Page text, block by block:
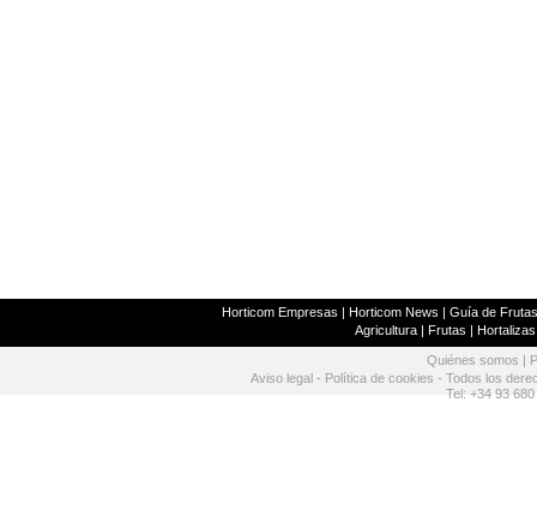
Horticom Empresas | Horticom News | Guía de
Agricultura| Frutas | Hortalizas
Quiénes somos
Aviso legal - Política de cookies - Todos los
Tel: +34 93